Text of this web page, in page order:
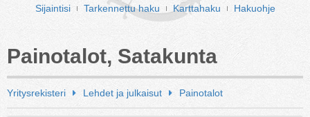
Sijaintisi Tarkennettu haku Karttahaku Hakuohje
Painotalot, Satakunta
Yritysrekisteri Lehdet ja julkaisut Painotalot